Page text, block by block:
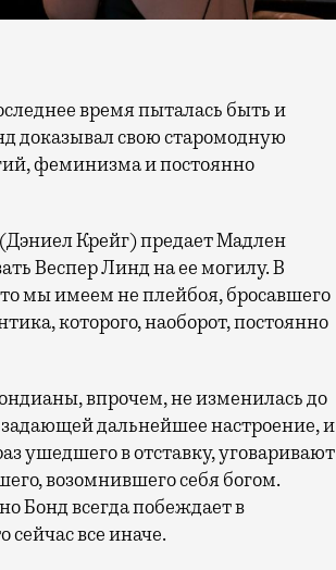
доказывал свою старомодную
феминизма и постоянно
Крейг) предает Мадлен
Веспер Линд на ее могилу. В
мы имеем не плейбоя, бросавшего
которого, наоборот, постоянно
впрочем, не изменилась до
дальнейшее настроение, и
ушедшего в отставку, уговаривают
возомнившего себя богом.
Бонд всегда побеждает в
все иначе.